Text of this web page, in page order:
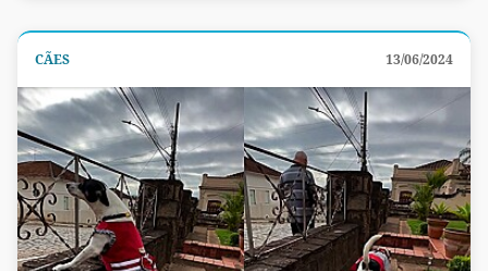
CÃES 13/06/2024